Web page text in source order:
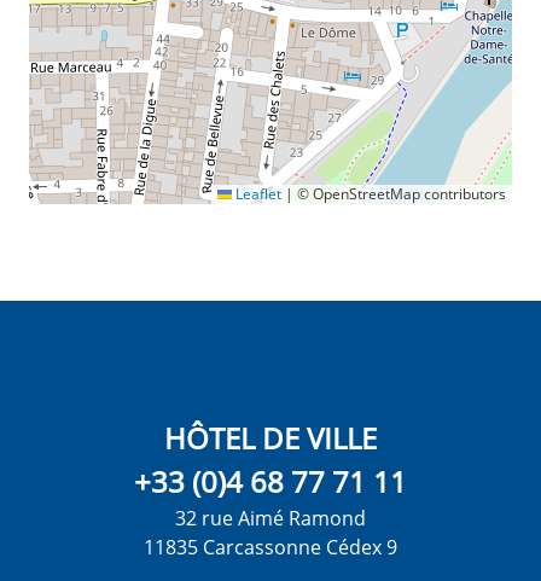
Leaflet | © OpenStreetMap contributors
HÔTEL DE VILLE
+33 (0)4 68 77 71 11
32 rue Aimé Ramond
11835 Carcassonne Cédex 9